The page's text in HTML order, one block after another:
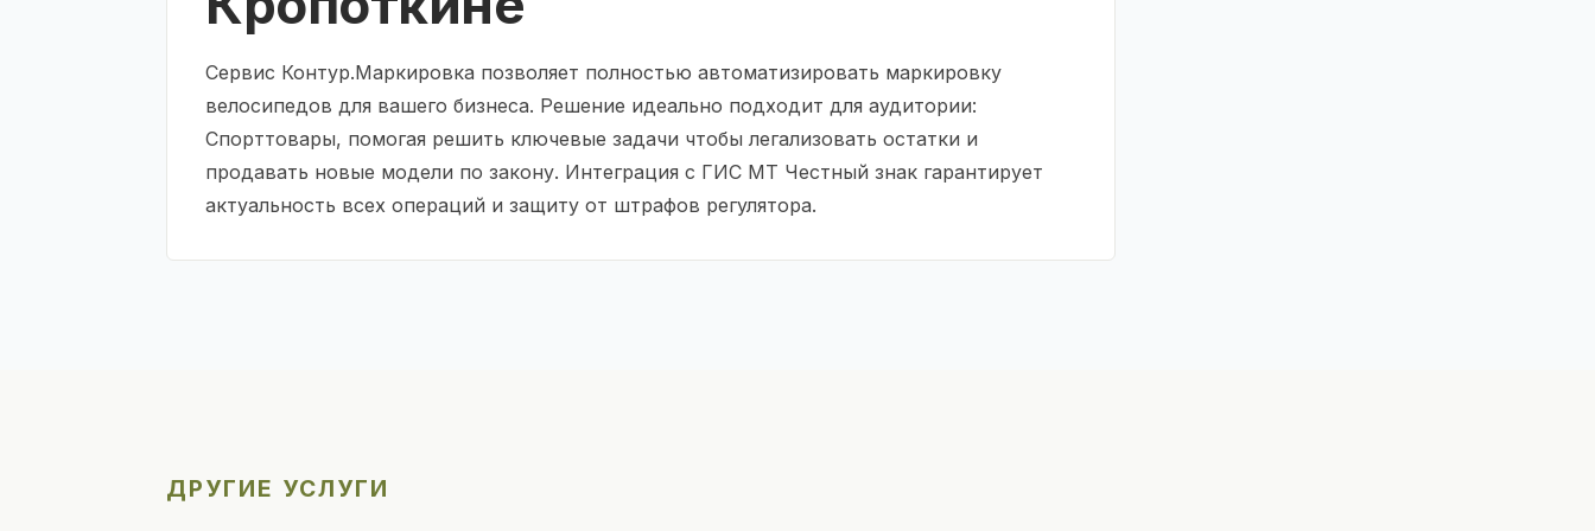
Сервис Контур.Маркировка позволяет полностью автоматизировать маркировку
велосипедов для вашего бизнеса. Решение идеально подходит для аудитории:
Спорттовары, помогая решить ключевые задачи чтобы легализовать остатки и
продавать новые модели по закону. Интеграция с ГИС МТ Честный знак гарантирует
актуальность всех операций и защиту от штрафов регулятора.
ДРУГИЕ УСЛУГИ